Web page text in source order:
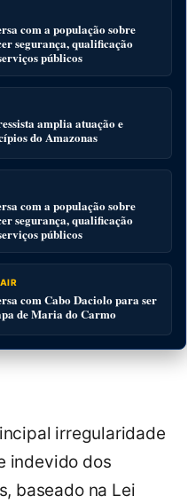
com a população sobre
segurança, qualificação
públicos
amplia atuação e
do Amazonas
com a população sobre
segurança, qualificação
públicos
com Cabo Daciolo para ser
de Maria do Carmo
irregularidade
indevido dos
baseado na Lei